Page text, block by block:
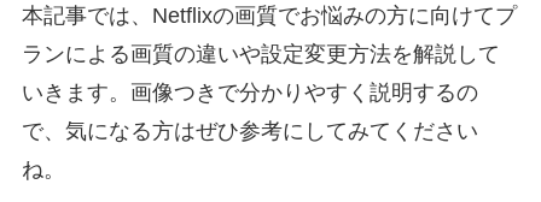
本記事では、Netflixの画質でお悩みの方に向けてプ
ランによる画質の違いや設定変更方法を解説して
いきます。画像つきで分かりやすく説明するの
で、気になる方はぜひ参考にしてみてください
ね。